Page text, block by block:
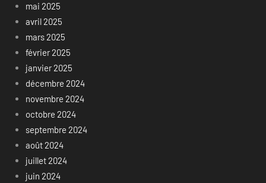
mai 2025
avril 2025
mars 2025
février 2025
janvier 2025
décembre 2024
novembre 2024
octobre 2024
septembre 2024
août 2024
juillet 2024
juin 2024